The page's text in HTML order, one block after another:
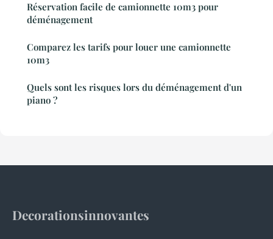
Réservation facile de camionnette 10m3 pour
déménagement
Comparez les tarifs pour louer une camionnette
10m3
Quels sont les risques lors du déménagement d'un
piano ?
Decorationsinnovantes